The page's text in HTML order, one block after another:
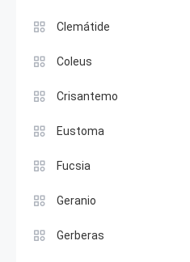
Clemátide
Coleus
Crisantemo
Eustoma
Fucsia
Geranio
Gerberas